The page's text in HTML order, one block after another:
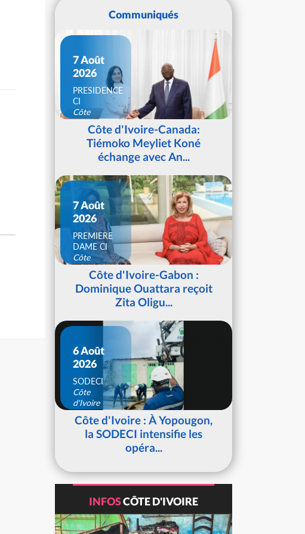
Communiqués
7 Août
2026
PRESIDENCE
CI
Côte
d'IvoireCôte d'Ivoire-Canada:
Tiémoko Meyliet Koné
échange avec An...
7 Août
2026
PREMIERE
DAME CI
Côte
d'IvoireCôte d'Ivoire-Gabon :
Dominique Ouattara reçoit
Zita Oligu...
6 Août
2026
SODECI
Côte
d'Ivoire
Côte d'Ivoire : À Yopougon,
la SODECI intensifie les
opéra...
INFOSCÔTE D'IVOIRE